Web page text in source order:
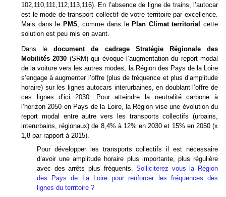
102,110,111,112,113,116). En l’absence de ligne de trains, l’autocar
est le mode de transport collectif de votre territoire par excellence.
Mais dans le PMS, comme dans le Plan Climat territorial cette
solution est peu mis en avant.
Dans
ledocument de cadrage Stratégie Régionale des
Mobilités 2030 (SRM)qui évoque l’augmentation du report modal
de la voiture vers les autres modes, la Région des Pays de la Loire
s’engage à augmenter l’offre (plus de fréquence et plus d’amplitude
horaire) sur les lignes autocars interurbaines, en doublant l’offre de
ces lignes d’ici 2030. Pour atteindre la neutralité carbone à
l’horizon 2050 en Pays de la Loire, la Région vise une évolution du
report modal entre autre vers les transportscollectifs (urbains,
interurbains, régionaux) de 8,4% à 12% en 2030 et 15% en 2050 (x
1,8 par rapport à 2015).
Pour développer les transports collectifs il est nécessaire
d’avoir une amplitude horaire plus importante, plus régulière
avec des arrêts plus fréquents.Solliciterez vous la Région
des Pays de La Loire pour renforcer les fréquences des
lignes du territoire ?